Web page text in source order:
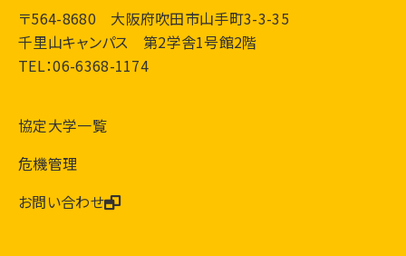
〒564-8680 大阪府吹田市山手町3-3-35
千里山キャンパス 第2学舎1号館2階
TEL：06-6368-1174
協定大学一覧
危機管理
お問い合わせ